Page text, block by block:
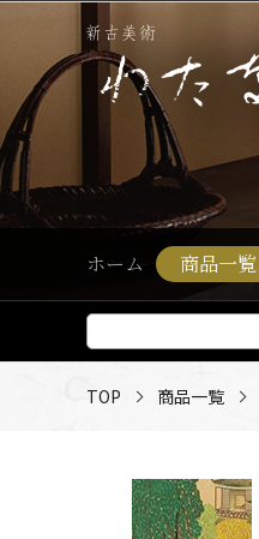
ホーム 商品一覧
TOP 商品一覧